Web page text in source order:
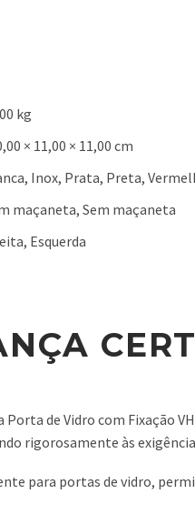
kg
× 11,00 × 11,00 cm
Inox, Prata, Preta,
maçaneta, Sem maçaneta
Esquerda
Porta de Vidro com Fixação
rigorosamente às
para portas de vidro,